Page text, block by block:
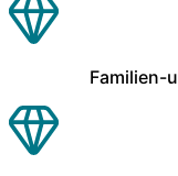
Familien-